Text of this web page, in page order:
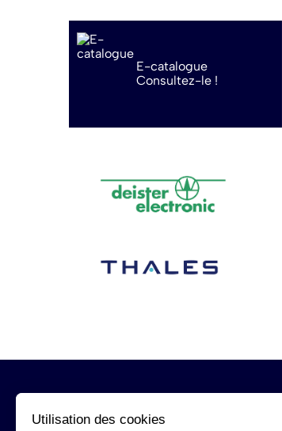
E-catalogue
Consultez-le !
INFORMATIONS
Utilisation des cookies